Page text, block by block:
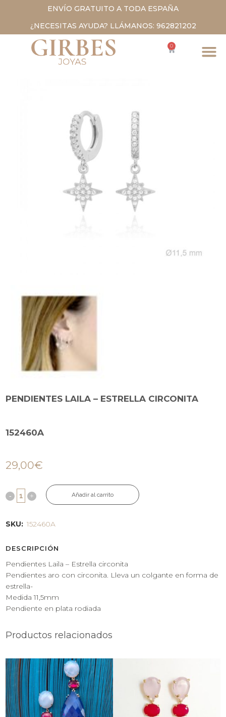
ENVÍO GRATUITO A TODA ESPAÑA
¿NECESITAS AYUDA? LLÁMANOS: 962821202
0
PENDIENTES LAILA – ESTRELLA CIRCONITA
152460A
29,00€
Añadir al carrito
SKU: 152460A
DESCRIPCIÓN
Pendientes Laila – Estrella circonita
Pendientes aro con circonita. Lleva un colgante en forma de
estrella-
Medida 11,5mm
Pendiente en plata rodiada
Productos relacionados